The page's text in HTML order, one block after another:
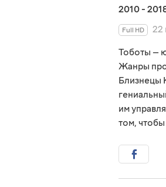
2010 -
Full HD
22
Тоботы —
Жанры
Близнецы
им
том, чтобы